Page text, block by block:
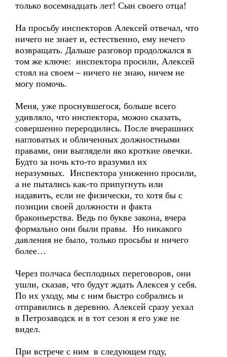
только восемнадцать лет! Сын своего отца!
На просьбу инспекторов Алексей отвечал, что
ничего не знает и, естественно, ему нечего
возвращать. Дальше разговор продолжался в
том же ключе: инспектора просили, Алексей
стоял на своем – ничего не знаю, ничем не
могу помочь.
Меня, уже проснувшегося, больше всего
удивляло, что инспектора, можно сказать,
совершенно переродились. После вчерашних
нагловатых и обличенных должностными
правами, они выглядели яко кроткие овечки.
Будто за ночь кто-то вразумил их
неразумных. Инспектора униженно просили,
а не пытались как-то припугнуть или
надавить, если не физически, то хотя бы с
позиции своей должности и факта
браконьерства. Ведь по букве закона, вчера
формально они были правы. Но никакого
давления не было, только просьбы и ничего
более…
Через полчаса бесплодных переговоров, они
ушли, сказав, что будут ждать Алексея у себя.
По их уходу, мы с ним быстро собрались и
отправились в деревню. Алексей сразу уехал
в Петрозаводск и в тот сезон я его уже не
видел.
При встрече с ним в следующем году,